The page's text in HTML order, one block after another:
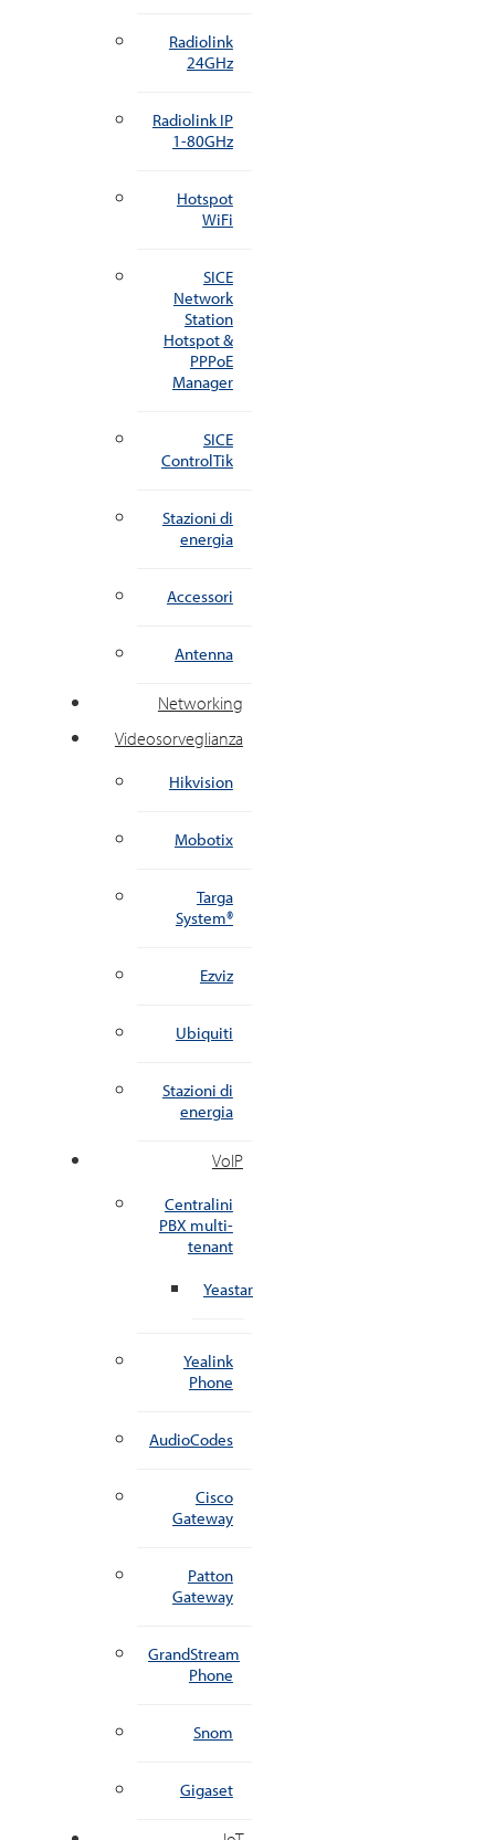
Radiolink
24GHz
Radiolink IP
1-80GHz
Hotspot
WiFi
SICE
Network
Station
Hotspot &
PPPoE
Manager
SICE
ControlTik
Stazioni di
energia
Accessori
Antenna
Networking
Videosorveglianza
Hikvision
Mobotix
Targa
System®
Ezviz
Ubiquiti
Stazioni di
energia
VoIP
Centralini
PBX multi-
tenant
Yeastar
Yealink
Phone
AudioCodes
Cisco
Gateway
Patton
Gateway
GrandStream
Phone
Snom
Gigaset